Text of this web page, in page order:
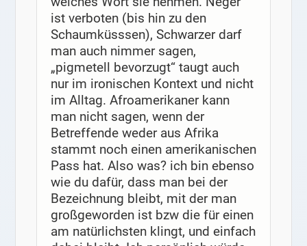
ist verboten (bis hin zu den
Schaumküsssen), Schwarzer darf
man auch nimmer sagen,
„pigmetell bevorzugt“ taugt auch
nur im ironischen Kontext und nicht
im Alltag. Afroamerikaner kann
man nicht sagen, wenn der
Betreffende weder aus Afrika
stammt noch einen amerikanischen
Pass hat. Also was? ich bin ebenso
wie du dafür, dass man bei der
Bezeichnung bleibt, mit der man
großgeworden ist bzw die für einen
am natürlichsten klingt, und einfach